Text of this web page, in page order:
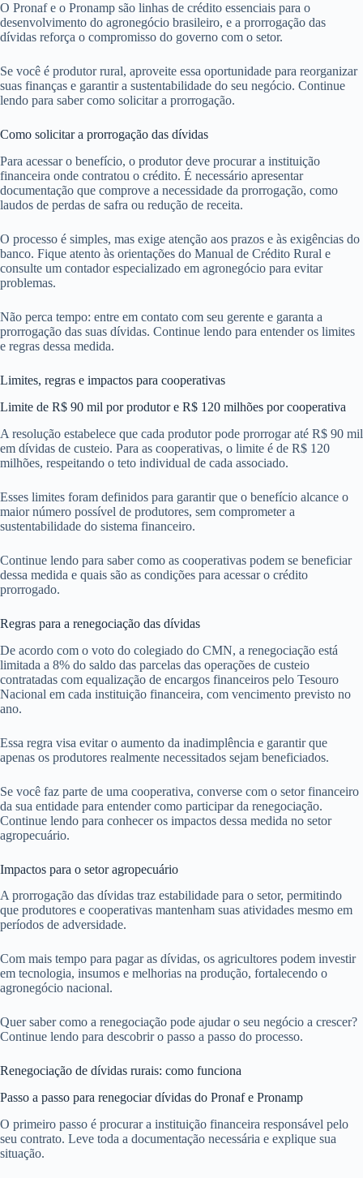
O Pronaf e o Pronamp são linhas de crédito essenciais para o
desenvolvimento do agronegócio brasileiro, e a prorrogação das
dívidas reforça o compromisso do governo com o setor.
Se você é produtor rural, aproveite essa oportunidade para reorganizar
suas finanças e garantir a sustentabilidade do seu negócio. Continue
lendo para saber como solicitar a prorrogação.
Como solicitar a prorrogação das dívidas
Para acessar o benefício, o produtor deve procurar a instituição
financeira onde contratou o crédito. É necessário apresentar
documentação que comprove a necessidade da prorrogação, como
laudos de perdas de safra ou redução de receita.
O processo é simples, mas exige atenção aos prazos e às exigências do
banco. Fique atento às orientações do Manual de Crédito Rural e
consulte um contador especializado em agronegócio para evitar
problemas.
Não perca tempo: entre em contato com seu gerente e garanta a
prorrogação das suas dívidas. Continue lendo para entender os limites
e regras dessa medida.
Limites, regras e impactos para cooperativas
Limite de R$ 90 mil por produtor e R$ 120 milhões por cooperativa
A resolução estabelece que cada produtor pode prorrogar até R$ 90 mil
em dívidas de custeio. Para as cooperativas, o limite é de R$ 120
milhões, respeitando o teto individual de cada associado.
Esses limites foram definidos para garantir que o benefício alcance o
maior número possível de produtores, sem comprometer a
sustentabilidade do sistema financeiro.
Continue lendo para saber como as cooperativas podem se beneficiar
dessa medida e quais são as condições para acessar o crédito
prorrogado.
Regras para a renegociação das dívidas
De acordo com o voto do colegiado do CMN, a renegociação está
limitada a 8% do saldo das parcelas das operações de custeio
contratadas com equalização de encargos financeiros pelo Tesouro
Nacional em cada instituição financeira, com vencimento previsto no
ano.
Essa regra visa evitar o aumento da inadimplência e garantir que
apenas os produtores realmente necessitados sejam beneficiados.
Se você faz parte de uma cooperativa, converse com o setor financeiro
da sua entidade para entender como participar da renegociação.
Continue lendo para conhecer os impactos dessa medida no setor
agropecuário.
Impactos para o setor agropecuário
A prorrogação das dívidas traz estabilidade para o setor, permitindo
que produtores e cooperativas mantenham suas atividades mesmo em
períodos de adversidade.
Com mais tempo para pagar as dívidas, os agricultores podem investir
em tecnologia, insumos e melhorias na produção, fortalecendo o
agronegócio nacional.
Quer saber como a renegociação pode ajudar o seu negócio a crescer?
Continue lendo para descobrir o passo a passo do processo.
Renegociação de dívidas rurais: como funciona
Passo a passo para renegociar dívidas do Pronaf e Pronamp
O primeiro passo é procurar a instituição financeira responsável pelo
seu contrato. Leve toda a documentação necessária e explique sua
situação.